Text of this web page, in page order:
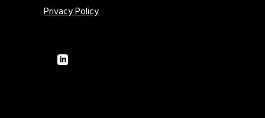
Privacy Policy